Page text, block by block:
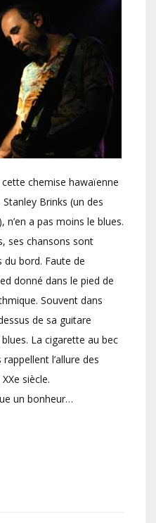
cette chemise hawaïenne
Brinks (un des
a pas moins le blues.
ses chansons sont
bord. Faute de
donné dans le pied de
Souvent dans
de sa guitare
La cigarette au bec
l’allure des
siècle.
un bonheur…